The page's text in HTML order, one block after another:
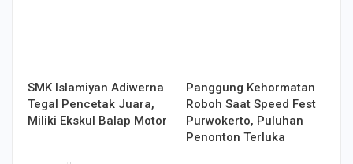
SMK Islamiyan Adiwerna
Tegal Pencetak Juara,
Miliki Ekskul Balap Motor
Panggung Kehormatan
Roboh Saat Speed Fest
Purwokerto, Puluhan
Penonton Terluka